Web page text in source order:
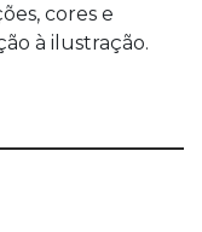
cores e
à ilustração.